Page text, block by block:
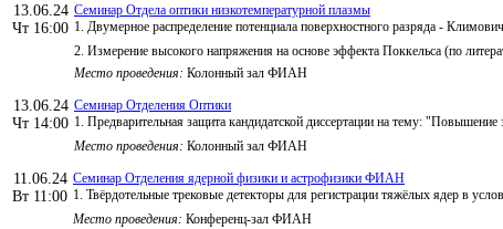
13.06.24
Чт 16:00
Семинар Отдела оптики низкотемпературной плазмы
1. Двумерное распределение потенциала поверхностного разряда -
2. Измерение высокого напряжения на основе эффекта Поккельса (по
Место проведения: Колонный зал ФИАН
13.06.24
Чт 14:00
Семинар Отделения Оптики
1. Предварительная защита кандидатской диссертации на тему:
Место проведения: Колонный зал ФИАН
11.06.24
Вт 11:00
Семинар Отделения ядерной физики и астрофизики ФИАН
1. Твёрдотельные трековые детекторы для регистрации тяжёлых ядер в
Место проведения: Конференц-зал ФИАН